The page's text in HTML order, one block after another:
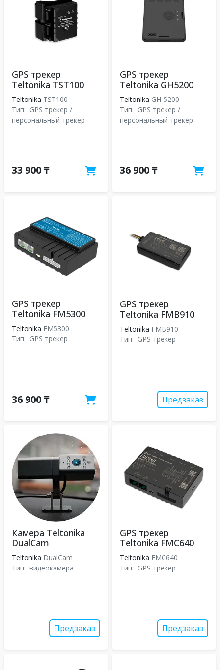
GPS трекер
Teltonika TST100
Teltonika TST100
Тип: GPS трекер /
персональный трекер
33 900 ₸
GPS трекер
Teltonika GH5200
Teltonika GH-5200
Тип: GPS трекер /
персональный трекер
36 900 ₸
GPS трекер
Teltonika FM5300
Teltonika FM5300
Тип: GPS трекер
36 900 ₸
GPS трекер
Teltonika FMB910
Teltonika FMB910
Тип: GPS трекер
Предзаказ
Камера Teltonika
DualCam
Teltonika DualCam
Тип: видеокамера
Предзаказ
GPS трекер
Teltonika FMC640
Teltonika FMC640
Тип: GPS трекер
Предзаказ